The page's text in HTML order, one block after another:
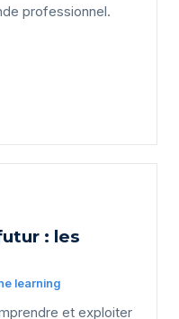
professionnel.
: les
learning
et exploiter